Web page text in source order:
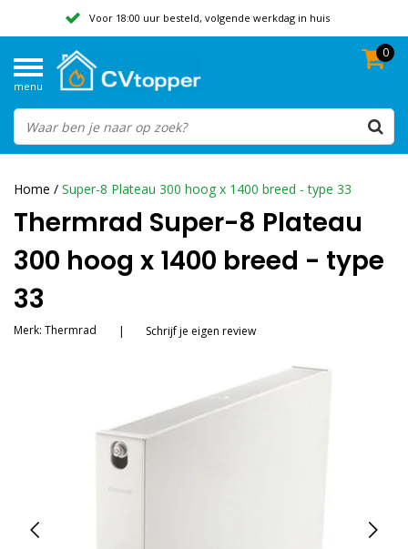
Voor 18:00 uur besteld, volgende werkdag in huis
Beoordeeld met een 9,8
menu
0
Home / Super-8 Plateau 300 hoog x 1400 breed - type 33
Thermrad Super-8 Plateau
300 hoog x 1400 breed - type
33
Merk: Thermrad | Schrijf je eigen review